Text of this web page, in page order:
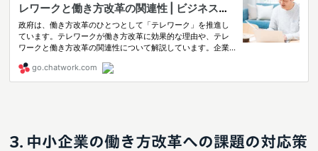
中小企業の働き方改革への課題の対応策